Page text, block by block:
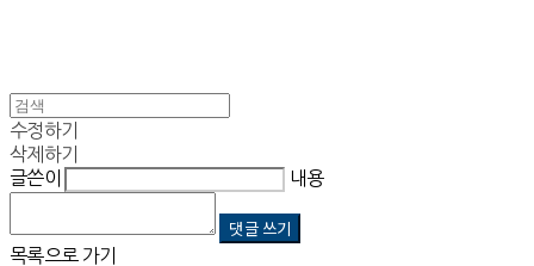
수정하기
삭제하기
글쓴이
내용
댓글 쓰기
목록으로 가기